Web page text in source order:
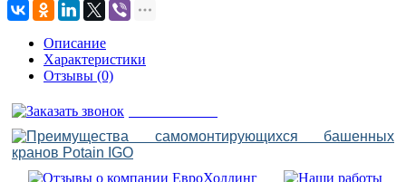
Описание
Характеристики
Отзывы (0)